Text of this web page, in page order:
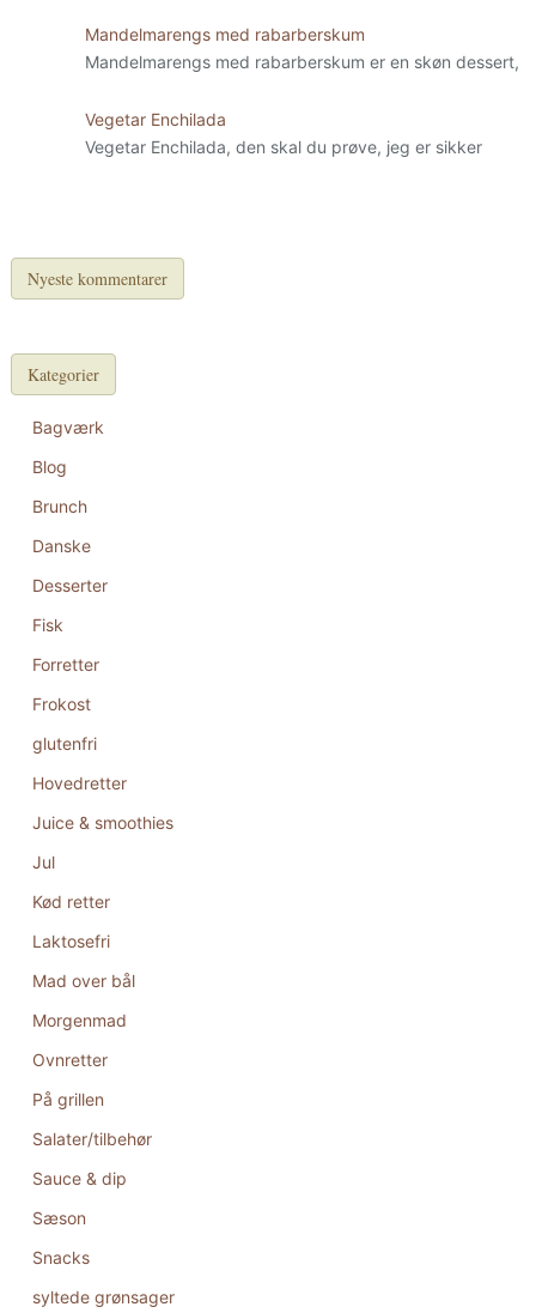
Mandelmarengs med rabarberskum
Mandelmarengs med rabarberskum er en skøn dessert,
Vegetar Enchilada
Vegetar Enchilada, den skal du prøve, jeg er sikker
Nyeste kommentarer
Kategorier
Bagværk
Blog
Brunch
Danske
Desserter
Fisk
Forretter
Frokost
glutenfri
Hovedretter
Juice & smoothies
Jul
Kød retter
Laktosefri
Mad over bål
Morgenmad
Ovnretter
På grillen
Salater/tilbehør
Sauce & dip
Sæson
Snacks
syltede grønsager